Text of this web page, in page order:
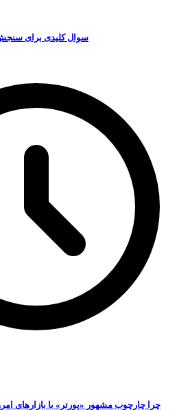
۶ سوال کلیدی برای
چرا چارچوب مشهور «پورتر» با بازارهای